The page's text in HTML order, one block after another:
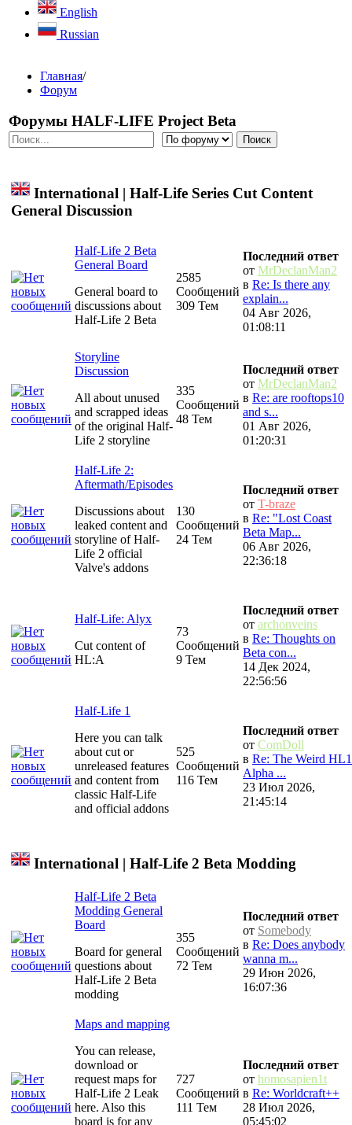
English
Russian
Главная/
Форум
Форумы HALF-LIFE Project Beta
International | Half-Life Series Cut Content
General Discussion
Half-Life 2 Beta
General Board
General board to
discussions about
Half-Life 2 Beta
2585
Сообщений
309 Тем
Последний ответ
от MrDeclanMan2
в Re: Is there any
explain...
04 Авг 2026,
01:08:11
Storyline
Discussion
All about unused
and scrapped ideas
of the original Half-
Life 2 storyline
335
Сообщений
48 Тем
Последний ответ
от MrDeclanMan2
в Re: are rooftops10
and s...
01 Авг 2026,
01:20:31
Half-Life 2:
Aftermath/Episodes
Discussions about
leaked content and
storyline of Half-
Life 2 official
Valve's addons
130
Сообщений
24 Тем
Последний ответ
от T-braze
в Re: "Lost Coast
Beta Map...
06 Авг 2026,
22:36:18
Half-Life: Alyx
Cut content of
HL:A
73
Сообщений
9 Тем
Последний ответ
от archonveins
в Re: Thoughts on
Beta con...
14 Дек 2024,
22:56:56
Half-Life 1
Here you can talk
about cut or
unreleased features
and content from
classic Half-Life
and official addons
525
Сообщений
116 Тем
Последний ответ
от ComDoll
в Re: The Weird HL1
Alpha ...
23 Июл 2026,
21:45:14
International | Half-Life 2 Beta Modding
Half-Life 2 Beta
Modding General
Board
Board for general
questions about
Half-Life 2 Beta
modding
355
Сообщений
72 Тем
Последний ответ
от Somebody
в Re: Does anybody
wanna m...
29 Июн 2026,
16:07:36
Maps and mapping
You can release,
download or
request maps for
Half-Life 2 Leak
here. Also this
board is for any
727
Сообщений
111 Тем
Последний ответ
от homosapien1t
в Re: Worldcraft++
28 Июл 2026,
05:45:02